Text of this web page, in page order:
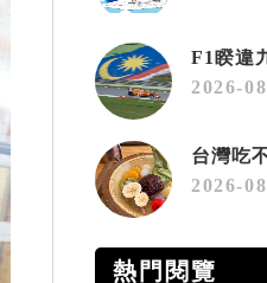
2026-
2026-
熱門閱覽